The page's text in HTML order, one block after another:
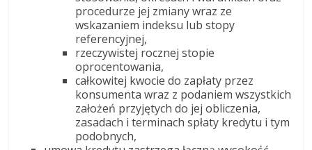
procedurze jej zmiany wraz ze
wskazaniem indeksu lub stopy
referencyjnej,
rzeczywistej rocznej stopie
oprocentowania,
całkowitej kwocie do zapłaty przez
konsumenta wraz z podaniem wszystkich
założeń przyjętych do jej obliczenia,
zasadach i terminach spłaty kredytu i tym
podobnych,